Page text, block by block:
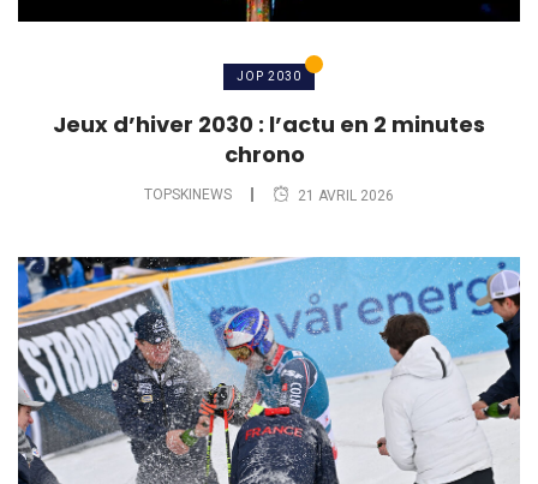
JOP 2030
Jeux d’hiver 2030 : l’actu en 2 minutes
chrono
TOPSKINEWS 21 AVRIL 2026